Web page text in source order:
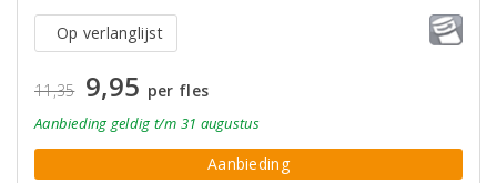
Op verlanglijst
11,35 9,95 per fles
Aanbieding geldig t/m 31 augustus
Aanbieding